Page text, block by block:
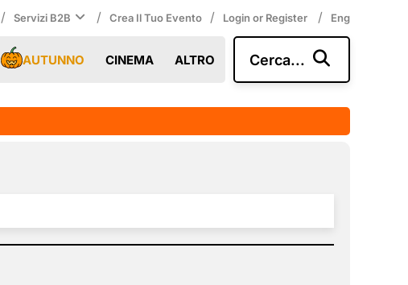
/ Servizi B2B / Crea Il Tuo Evento / Login or Register / Eng
AUTUNNO CINEMA ALTRO Cerca...